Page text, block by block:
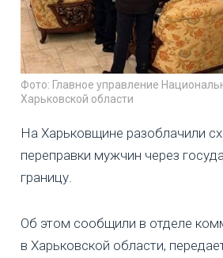
Фото: Главное управление
Харьковской области
На Харьковщине разоблачили
переправки мужчин через
границу.
Об этом сообщили в отделе
в Харьковской области,